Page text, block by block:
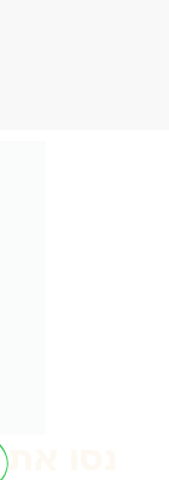
נסו את